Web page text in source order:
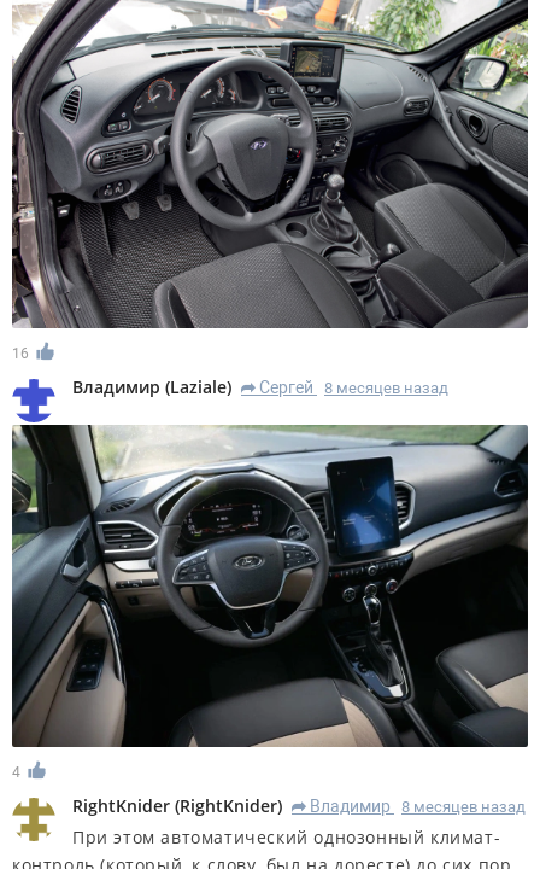
16
Владимир (Laziale) R Сергей 8 месяцев назад
4
RightKnider (RightKnider) R Владимир 8 месяцев назад
При этом автоматический однозонный климат-